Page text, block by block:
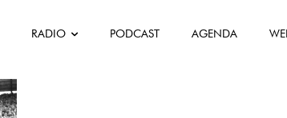
RADIO PODCAST AGENDA